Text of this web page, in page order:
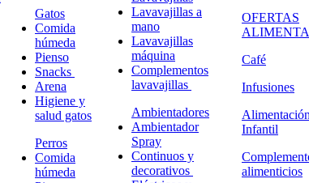
Gatos
Comida
húmeda
Pienso
Snacks
Arena
Higiene y
salud gatos
Perros
Comida
húmeda
Lavavajillas a
mano
Lavavajillas
máquina
Complementos
lavavajillas
Ambientadores
Ambientador
Spray
Continuos y
decorativos
OFERTAS
Café
Infusiones
Infantil
alimenticios